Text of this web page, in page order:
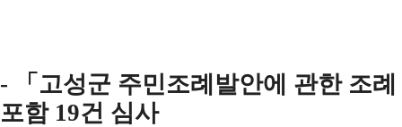
- 「 고성군 주민조례발안에 관한 조
포함 19건 심사